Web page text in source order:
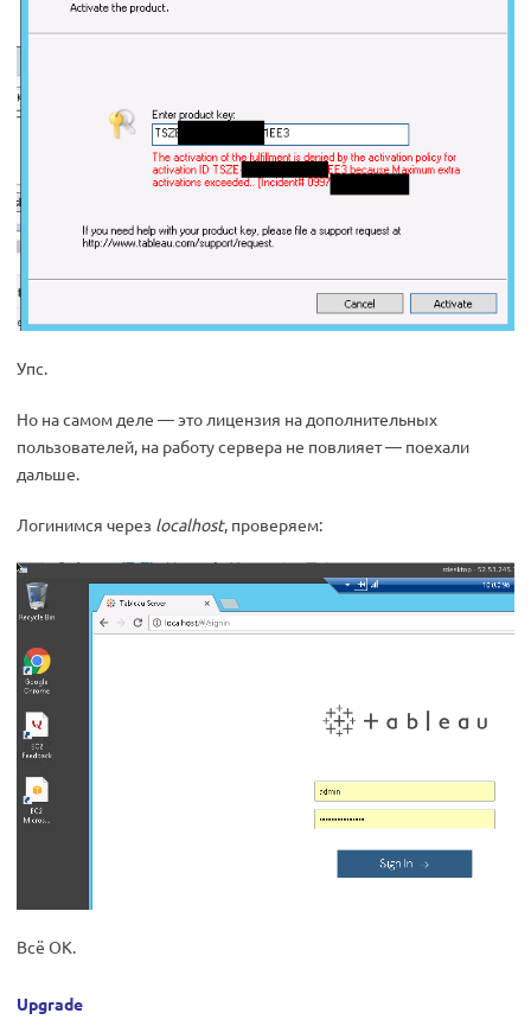
Упс.
Но на самом деле — это лицензия на дополнительных
пользователей, на работу сервера не повлияет — поехали
дальше.
Логинимся через localhost, проверяем:
Всё ОК.
Upgrade